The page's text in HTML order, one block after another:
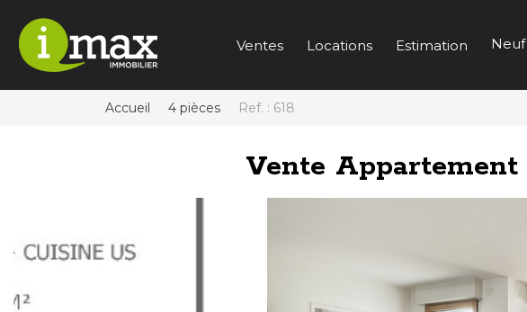
Ventes Locations Estimation Neuf
Accueil 4 pièces Ref. : 618
Vente Appartement